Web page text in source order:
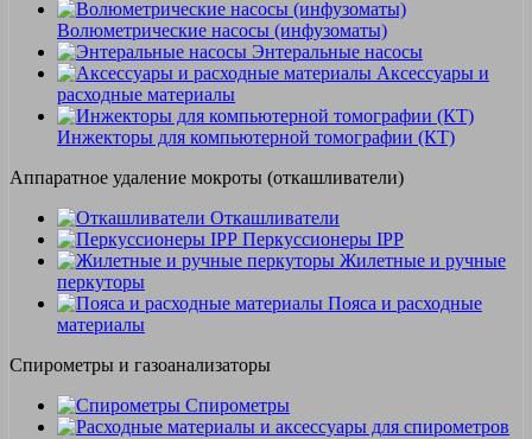
Волюметрические насосы (инфузоматы)
Энтеральные насосы
Аксессуары и
расходные материалы
Инжекторы для компьютерной томографии (КТ)
Аппаратное удаление мокроты (откашливатели)
Откашливатели
Перкуссионеры IPP
Жилетные и ручные
перкуторы
Пояса и расходные
материалы
Спирометры и газоанализаторы
Спирометры